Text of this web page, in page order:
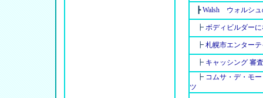
┣Walsh ウォルシュ
┣ ボディビルダー
┣ 札幌市エンター
┣ キャッシング 審
┣ コムサ・デ・モ
ツ